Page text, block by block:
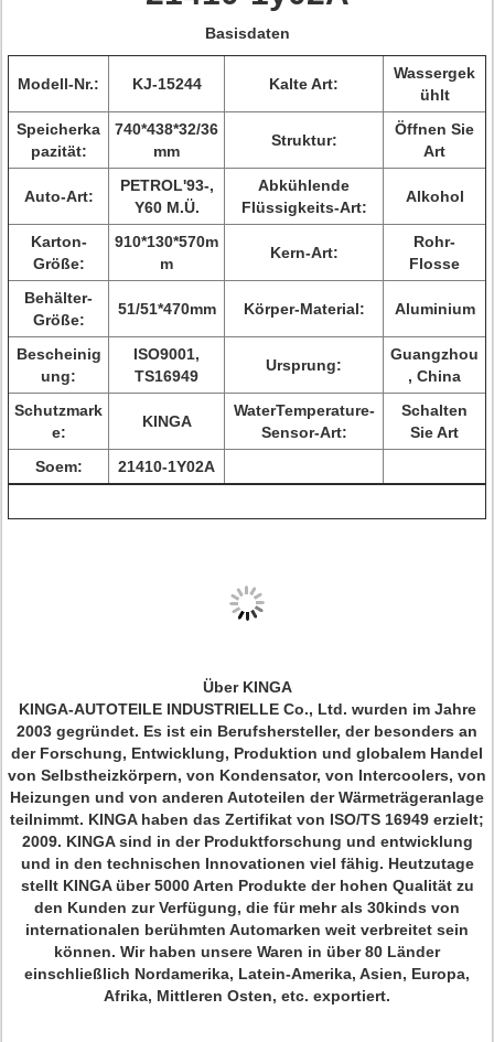
Basisdaten
Modell-Nr.: KJ-15244 Kalte Art:
Wassergek
ühlt
Speicherka
pazität:
740*438*32/36
mm
Struktur:
Öffnen Sie
Art
Auto-Art:
PETROL'93-,
Y60 M.Ü.
Abkühlende
Flüssigkeits-Art:
Alkohol
Karton-
Größe:
910*130*570m
m
Kern-Art:
Rohr-
Flosse
Behälter-
Größe:
51/51*470mm Körper-Material: Aluminium
Bescheinig
ung:
ISO9001,
TS16949
Ursprung:
Guangzhou
, China
Schutzmark
e:
KINGA
WaterTemperature-
Sensor-Art:
Schalten
Sie Art
Soem:
21410-1Y02A
Über KINGA
KINGA-AUTOTEILE INDUSTRIELLE Co., Ltd. wurden im Jahre
2003 gegründet. Es ist ein Berufshersteller, der besonders an
der Forschung, Entwicklung, Produktion und globalem Handel
von Selbstheizkörpern, von Kondensator, von Intercoolers, von
Heizungen und von anderen Autoteilen der Wärmeträgeranlage
teilnimmt. KINGA haben das Zertifikat von ISO/TS 16949 erzielt;
2009. KINGA sind in der Produktforschung und entwicklung
und in den technischen Innovationen viel fähig. Heutzutage
stellt KINGA über 5000 Arten Produkte der hohen Qualität zu
den Kunden zur Verfügung, die für mehr als 30kinds von
internationalen berühmten Automarken weit verbreitet sein
können. Wir haben unsere Waren in über 80 Länder
einschließlich Nordamerika, Latein-Amerika, Asien, Europa,
Afrika, Mittleren Osten, etc. exportiert.